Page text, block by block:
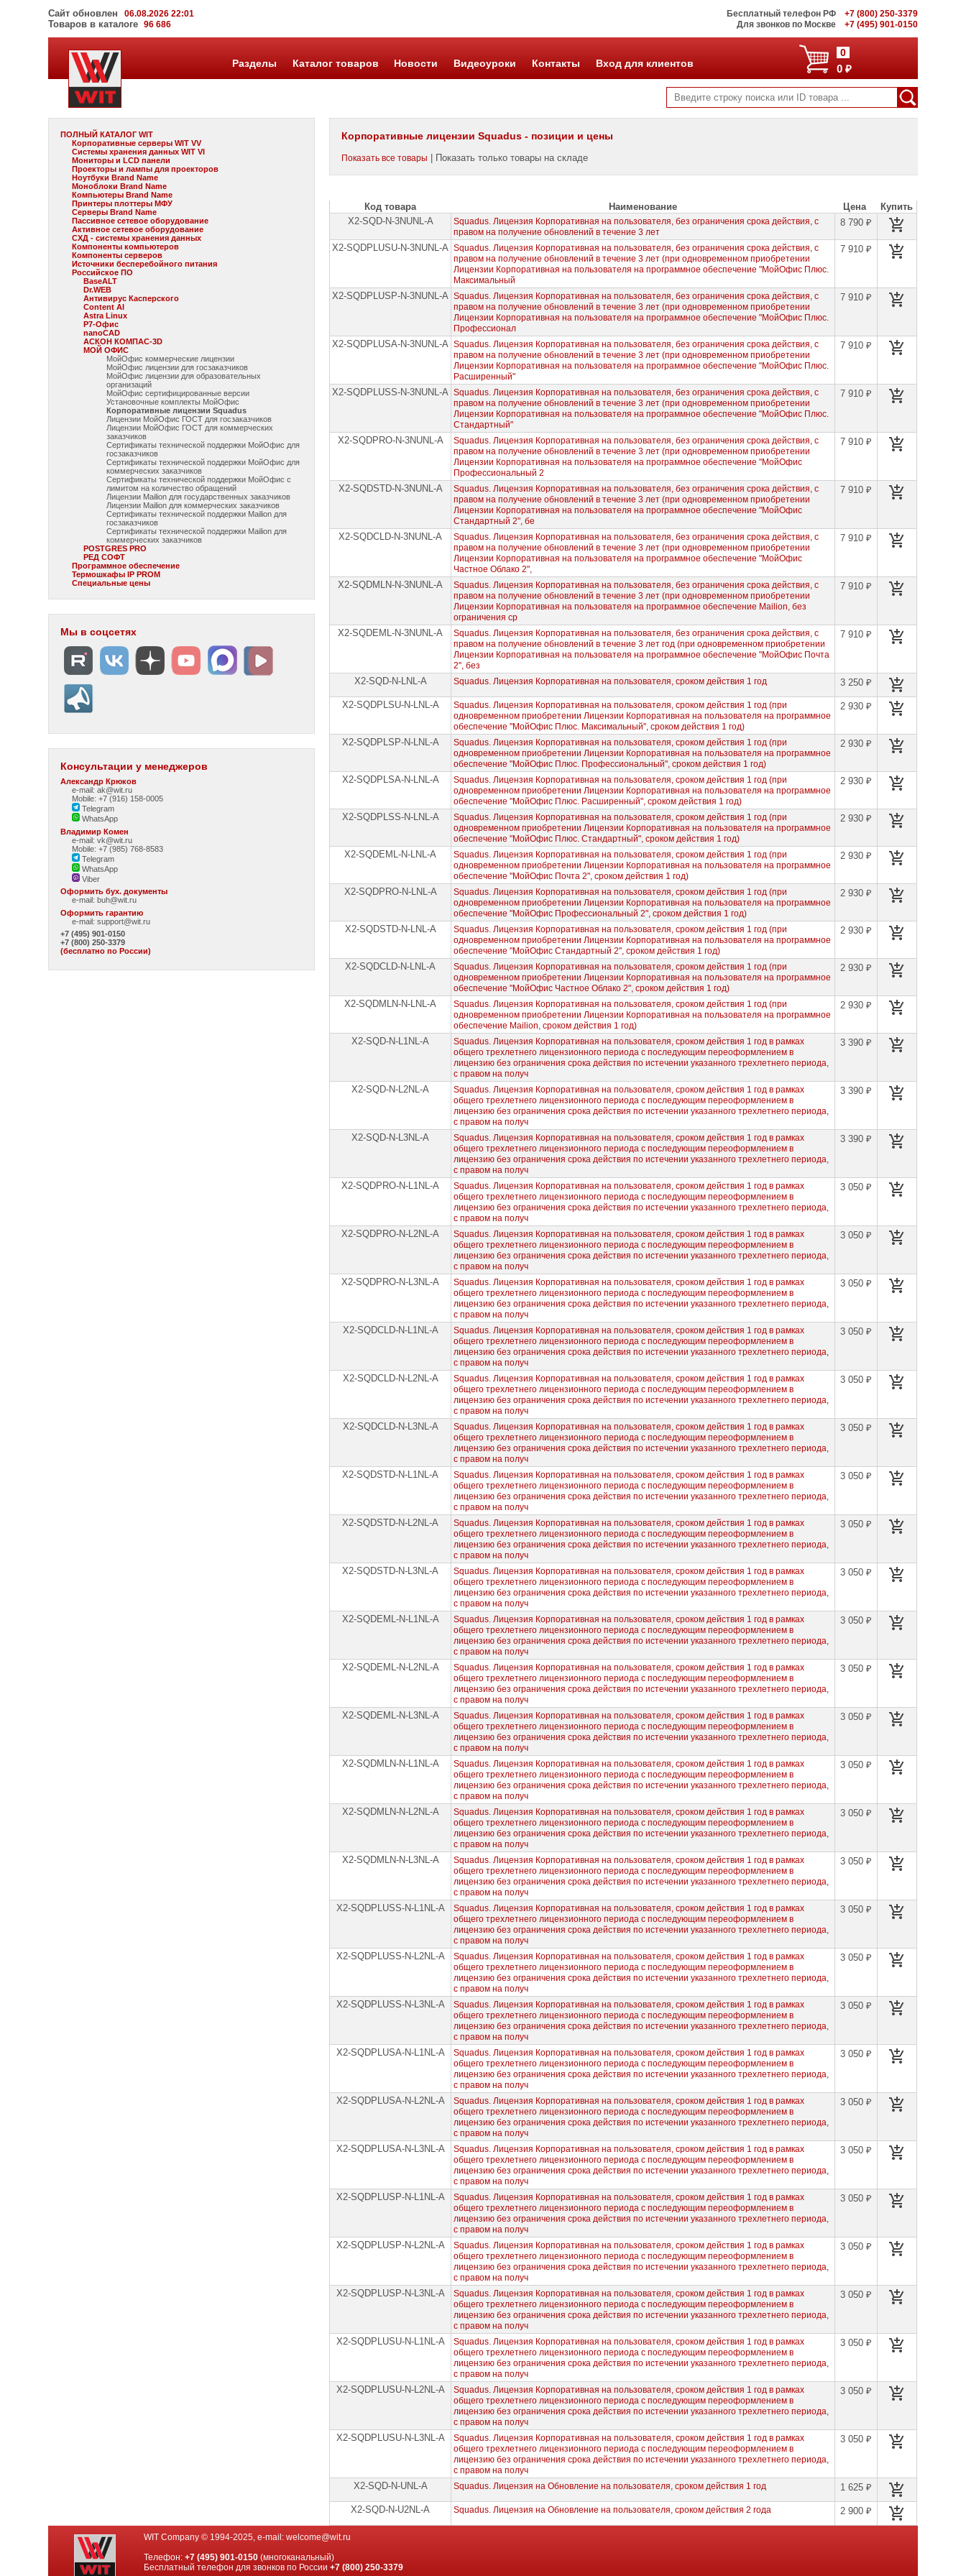
Сайт обновлен 06.08.2026 22:01
Товаров в каталоге96 686
Бесплатный телефон РФ
+7 (800) 250-3379
Для звонков по Москве
+7 (495) 901-0150
0
0 ₽
Разделы Каталог товаров Новости Видеоуроки Контакты Вход для клиентов
ПОЛНЫЙ КАТАЛОГ WIT
Корпоративные серверы WIT VV
Системы хранения данных WIT VI
Мониторы и LCD панели
Проекторы и лампы для проекторов
Ноутбуки Brand Name
Моноблоки Brand Name
Компьютеры Brand Name
Принтеры плоттеры МФУ
Серверы Brand Name
Пассивное сетевое оборудование
Активное сетевое оборудование
СХД - системы хранения данных
Компоненты компьютеров
Компоненты серверов
Источники бесперебойного питания
Российское ПО
BaseALT
Dr.WEB
Антивирус Касперского
Content AI
Astra Linux
Р7-Офис
nanoCAD
АСКОН КОМПАС-3D
МОЙ ОФИС
МойОфис коммерческие лицензии
МойОфис лицензии для госзаказчиков
МойОфис лицензии для образовательных
организаций
МойОфис сертифицированные версии
Установочные комплекты МойОфис
Корпоративные лицензии Squadus
Лицензии МойОфис ГОСТ для госзаказчиков
Лицензии МойОфис ГОСТ для коммерческих
заказчиков
Сертификаты технической поддержки МойОфис для
госзаказчиков
Сертификаты технической поддержки МойОфис для
коммерческих заказчиков
Сертификаты технической поддержки МойОфис с
лимитом на количество обращений
Лицензии Mailion для государственных заказчиков
Лицензии Mailion для коммерческих заказчиков
Сертификаты технической поддержки Mailion для
госзаказчиков
Сертификаты технической поддержки Mailion для
коммерческих заказчиков
POSTGRES PRO
РЕД СОФТ
Программное обеспечение
Термошкафы IP PROM
Специальные цены
Мы в соцсетях
Консультации у менеджеров
Александр Крюков
e-mail: ak@wit.ru
Mobile: +7 (916) 158-0005
Telegram
WhatsApp
Владимир Комен
e-mail: vk@wit.ru
Mobile: +7 (985) 768-8583
Telegram
WhatsApp
Viber
Оформить бух. документы
e-mail:buh@wit.ru
Оформить гарантию
e-mail:support@wit.ru
+7 (495) 901-0150
+7 (800) 250-3379
(бесплатно по России)
Корпоративные лицензии Squadus - позиции и цены
Показать все товары | Показать только товары на складе
Код товара Наименование Цена
Купить
X2-SQD-N-3NUNL-A
Squadus. Лицензия Корпоративная на пользователя, без ограничения срока действия, с
правом на получение обновлений в течение 3 лет
8 790 ₽
X2-SQDPLUSU-N-3NUNL-A Squadus. Лицензия Корпоративная на пользователя, без ограничения срока действия, с
правом на получение обновлений в течение 3 лет (при одновременном приобретении
Лицензии Корпоративная на пользователя на программное обеспечение "МойОфис Плюс.
Максимальный
7 910 ₽
X2-SQDPLUSP-N-3NUNL-A Squadus. Лицензия Корпоративная на пользователя, без ограничения срока действия, с
правом на получение обновлений в течение 3 лет (при одновременном приобретении
Лицензии Корпоративная на пользователя на программное обеспечение "МойОфис Плюс.
Профессионал
7 910 ₽
X2-SQDPLUSA-N-3NUNL-A Squadus. Лицензия Корпоративная на пользователя, без ограничения срока действия, с
правом на получение обновлений в течение 3 лет (при одновременном приобретении
Лицензии Корпоративная на пользователя на программное обеспечение "МойОфис Плюс.
Расширенный"
7 910 ₽
X2-SQDPLUSS-N-3NUNL-A Squadus. Лицензия Корпоративная на пользователя, без ограничения срока действия, с
правом на получение обновлений в течение 3 лет (при одновременном приобретении
Лицензии Корпоративная на пользователя на программное обеспечение "МойОфис Плюс.
Стандартный"
7 910 ₽
X2-SQDPRO-N-3NUNL-A
Squadus. Лицензия Корпоративная на пользователя, без ограничения срока действия, с
правом на получение обновлений в течение 3 лет (при одновременном приобретении
Лицензии Корпоративная на пользователя на программное обеспечение "МойОфис
Профессиональный 2
7 910 ₽
X2-SQDSTD-N-3NUNL-A
Squadus. Лицензия Корпоративная на пользователя, без ограничения срока действия, с
правом на получение обновлений в течение 3 лет (при одновременном приобретении
Лицензии Корпоративная на пользователя на программное обеспечение "МойОфис
Стандартный 2", бе
7 910 ₽
X2-SQDCLD-N-3NUNL-A
Squadus. Лицензия Корпоративная на пользователя, без ограничения срока действия, с
правом на получение обновлений в течение 3 лет (при одновременном приобретении
Лицензии Корпоративная на пользователя на программное обеспечение "МойОфис
Частное Облако 2",
7 910 ₽
X2-SQDMLN-N-3NUNL-A
Squadus. Лицензия Корпоративная на пользователя, без ограничения срока действия, с
правом на получение обновлений в течение 3 лет (при одновременном приобретении
Лицензии Корпоративная на пользователя на программное обеспечение Mailion, без
ограничения ср
7 910 ₽
X2-SQDEML-N-3NUNL-A
Squadus. Лицензия Корпоративная на пользователя, без ограничения срока действия, с
правом на получение обновлений в течение 3 лет год (при одновременном приобретении
Лицензии Корпоративная на пользователя на программное обеспечение "МойОфис Почта
2", без
7 910 ₽
X2-SQD-N-LNL-A Squadus. Лицензия Корпоративная на пользователя, сроком действия 1 год 3 250 ₽
X2-SQDPLSU-N-LNL-A
Squadus. Лицензия Корпоративная на пользователя, сроком действия 1 год (при
одновременном приобретении Лицензии Корпоративная на пользователя на программное
обеспечение "МойОфис Плюс. Максимальный", сроком действия 1 год)
2 930 ₽
X2-SQDPLSP-N-LNL-A
Squadus. Лицензия Корпоративная на пользователя, сроком действия 1 год (при
одновременном приобретении Лицензии Корпоративная на пользователя на программное
обеспечение "МойОфис Плюс. Профессиональный", сроком действия 1 год)
2 930 ₽
X2-SQDPLSA-N-LNL-A
Squadus. Лицензия Корпоративная на пользователя, сроком действия 1 год (при
одновременном приобретении Лицензии Корпоративная на пользователя на программное
обеспечение "МойОфис Плюс. Расширенный", сроком действия 1 год)
2 930 ₽
X2-SQDPLSS-N-LNL-A
Squadus. Лицензия Корпоративная на пользователя, сроком действия 1 год (при
одновременном приобретении Лицензии Корпоративная на пользователя на программное
обеспечение "МойОфис Плюс. Стандартный", сроком действия 1 год)
2 930 ₽
X2-SQDEML-N-LNL-A
Squadus. Лицензия Корпоративная на пользователя, сроком действия 1 год (при
одновременном приобретении Лицензии Корпоративная на пользователя на программное
обеспечение "МойОфис Почта 2", сроком действия 1 год)
2 930 ₽
X2-SQDPRO-N-LNL-A
Squadus. Лицензия Корпоративная на пользователя, сроком действия 1 год (при
одновременном приобретении Лицензии Корпоративная на пользователя на программное
обеспечение "МойОфис Профессиональный 2", сроком действия 1 год)
2 930 ₽
X2-SQDSTD-N-LNL-A
Squadus. Лицензия Корпоративная на пользователя, сроком действия 1 год (при
одновременном приобретении Лицензии Корпоративная на пользователя на программное
обеспечение "МойОфис Стандартный 2", сроком действия 1 год)
2 930 ₽
X2-SQDCLD-N-LNL-A
Squadus. Лицензия Корпоративная на пользователя, сроком действия 1 год (при
одновременном приобретении Лицензии Корпоративная на пользователя на программное
обеспечение "МойОфис Частное Облако 2", сроком действия 1 год)
2 930 ₽
X2-SQDMLN-N-LNL-A
Squadus. Лицензия Корпоративная на пользователя, сроком действия 1 год (при
одновременном приобретении Лицензии Корпоративная на пользователя на программное
обеспечение Mailion, сроком действия 1 год)
2 930 ₽
X2-SQD-N-L1NL-A
Squadus. Лицензия Корпоративная на пользователя, сроком действия 1 год в рамках
общего трехлетнего лицензионного периода с последующим переоформлением в
лицензию без ограничения срока действия по истечении указанного трехлетнего периода,
с правом на получ
3 390 ₽
X2-SQD-N-L2NL-A
Squadus. Лицензия Корпоративная на пользователя, сроком действия 1 год в рамках
общего трехлетнего лицензионного периода с последующим переоформлением в
лицензию без ограничения срока действия по истечении указанного трехлетнего периода,
с правом на получ
3 390 ₽
X2-SQD-N-L3NL-A
Squadus. Лицензия Корпоративная на пользователя, сроком действия 1 год в рамках
общего трехлетнего лицензионного периода с последующим переоформлением в
лицензию без ограничения срока действия по истечении указанного трехлетнего периода,
с правом на получ
3 390 ₽
X2-SQDPRO-N-L1NL-A
Squadus. Лицензия Корпоративная на пользователя, сроком действия 1 год в рамках
общего трехлетнего лицензионного периода с последующим переоформлением в
лицензию без ограничения срока действия по истечении указанного трехлетнего периода,
с правом на получ
3 050 ₽
X2-SQDPRO-N-L2NL-A
Squadus. Лицензия Корпоративная на пользователя, сроком действия 1 год в рамках
общего трехлетнего лицензионного периода с последующим переоформлением в
лицензию без ограничения срока действия по истечении указанного трехлетнего периода,
с правом на получ
3 050 ₽
X2-SQDPRO-N-L3NL-A
Squadus. Лицензия Корпоративная на пользователя, сроком действия 1 год в рамках
общего трехлетнего лицензионного периода с последующим переоформлением в
лицензию без ограничения срока действия по истечении указанного трехлетнего периода,
с правом на получ
3 050 ₽
X2-SQDCLD-N-L1NL-A
Squadus. Лицензия Корпоративная на пользователя, сроком действия 1 год в рамках
общего трехлетнего лицензионного периода с последующим переоформлением в
лицензию без ограничения срока действия по истечении указанного трехлетнего периода,
с правом на получ
3 050 ₽
X2-SQDCLD-N-L2NL-A
Squadus. Лицензия Корпоративная на пользователя, сроком действия 1 год в рамках
общего трехлетнего лицензионного периода с последующим переоформлением в
лицензию без ограничения срока действия по истечении указанного трехлетнего периода,
с правом на получ
3 050 ₽
X2-SQDCLD-N-L3NL-A
Squadus. Лицензия Корпоративная на пользователя, сроком действия 1 год в рамках
общего трехлетнего лицензионного периода с последующим переоформлением в
лицензию без ограничения срока действия по истечении указанного трехлетнего периода,
с правом на получ
3 050 ₽
X2-SQDSTD-N-L1NL-A
Squadus. Лицензия Корпоративная на пользователя, сроком действия 1 год в рамках
общего трехлетнего лицензионного периода с последующим переоформлением в
лицензию без ограничения срока действия по истечении указанного трехлетнего периода,
с правом на получ
3 050 ₽
X2-SQDSTD-N-L2NL-A
Squadus. Лицензия Корпоративная на пользователя, сроком действия 1 год в рамках
общего трехлетнего лицензионного периода с последующим переоформлением в
лицензию без ограничения срока действия по истечении указанного трехлетнего периода,
с правом на получ
3 050 ₽
X2-SQDSTD-N-L3NL-A
Squadus. Лицензия Корпоративная на пользователя, сроком действия 1 год в рамках
общего трехлетнего лицензионного периода с последующим переоформлением в
лицензию без ограничения срока действия по истечении указанного трехлетнего периода,
с правом на получ
3 050 ₽
X2-SQDEML-N-L1NL-A
Squadus. Лицензия Корпоративная на пользователя, сроком действия 1 год в рамках
общего трехлетнего лицензионного периода с последующим переоформлением в
лицензию без ограничения срока действия по истечении указанного трехлетнего периода,
с правом на получ
3 050 ₽
X2-SQDEML-N-L2NL-A
Squadus. Лицензия Корпоративная на пользователя, сроком действия 1 год в рамках
общего трехлетнего лицензионного периода с последующим переоформлением в
лицензию без ограничения срока действия по истечении указанного трехлетнего периода,
с правом на получ
3 050 ₽
X2-SQDEML-N-L3NL-A
Squadus. Лицензия Корпоративная на пользователя, сроком действия 1 год в рамках
общего трехлетнего лицензионного периода с последующим переоформлением в
лицензию без ограничения срока действия по истечении указанного трехлетнего периода,
с правом на получ
3 050 ₽
X2-SQDMLN-N-L1NL-A
Squadus. Лицензия Корпоративная на пользователя, сроком действия 1 год в рамках
общего трехлетнего лицензионного периода с последующим переоформлением в
лицензию без ограничения срока действия по истечении указанного трехлетнего периода,
с правом на получ
3 050 ₽
X2-SQDMLN-N-L2NL-A
Squadus. Лицензия Корпоративная на пользователя, сроком действия 1 год в рамках
общего трехлетнего лицензионного периода с последующим переоформлением в
лицензию без ограничения срока действия по истечении указанного трехлетнего периода,
с правом на получ
3 050 ₽
X2-SQDMLN-N-L3NL-A
Squadus. Лицензия Корпоративная на пользователя, сроком действия 1 год в рамках
общего трехлетнего лицензионного периода с последующим переоформлением в
лицензию без ограничения срока действия по истечении указанного трехлетнего периода,
с правом на получ
3 050 ₽
X2-SQDPLUSS-N-L1NL-A
Squadus. Лицензия Корпоративная на пользователя, сроком действия 1 год в рамках
общего трехлетнего лицензионного периода с последующим переоформлением в
лицензию без ограничения срока действия по истечении указанного трехлетнего периода,
с правом на получ
3 050 ₽
X2-SQDPLUSS-N-L2NL-A
Squadus. Лицензия Корпоративная на пользователя, сроком действия 1 год в рамках
общего трехлетнего лицензионного периода с последующим переоформлением в
лицензию без ограничения срока действия по истечении указанного трехлетнего периода,
с правом на получ
3 050 ₽
X2-SQDPLUSS-N-L3NL-A
Squadus. Лицензия Корпоративная на пользователя, сроком действия 1 год в рамках
общего трехлетнего лицензионного периода с последующим переоформлением в
лицензию без ограничения срока действия по истечении указанного трехлетнего периода,
с правом на получ
3 050 ₽
X2-SQDPLUSA-N-L1NL-A
Squadus. Лицензия Корпоративная на пользователя, сроком действия 1 год в рамках
общего трехлетнего лицензионного периода с последующим переоформлением в
лицензию без ограничения срока действия по истечении указанного трехлетнего периода,
с правом на получ
3 050 ₽
X2-SQDPLUSA-N-L2NL-A
Squadus. Лицензия Корпоративная на пользователя, сроком действия 1 год в рамках
общего трехлетнего лицензионного периода с последующим переоформлением в
лицензию без ограничения срока действия по истечении указанного трехлетнего периода,
с правом на получ
3 050 ₽
X2-SQDPLUSA-N-L3NL-A
Squadus. Лицензия Корпоративная на пользователя, сроком действия 1 год в рамках
общего трехлетнего лицензионного периода с последующим переоформлением в
лицензию без ограничения срока действия по истечении указанного трехлетнего периода,
с правом на получ
3 050 ₽
X2-SQDPLUSP-N-L1NL-A
Squadus. Лицензия Корпоративная на пользователя, сроком действия 1 год в рамках
общего трехлетнего лицензионного периода с последующим переоформлением в
лицензию без ограничения срока действия по истечении указанного трехлетнего периода,
с правом на получ
3 050 ₽
X2-SQDPLUSP-N-L2NL-A
Squadus. Лицензия Корпоративная на пользователя, сроком действия 1 год в рамках
общего трехлетнего лицензионного периода с последующим переоформлением в
лицензию без ограничения срока действия по истечении указанного трехлетнего периода,
с правом на получ
3 050 ₽
X2-SQDPLUSP-N-L3NL-A
Squadus. Лицензия Корпоративная на пользователя, сроком действия 1 год в рамках
общего трехлетнего лицензионного периода с последующим переоформлением в
лицензию без ограничения срока действия по истечении указанного трехлетнего периода,
с правом на получ
3 050 ₽
X2-SQDPLUSU-N-L1NL-A
Squadus. Лицензия Корпоративная на пользователя, сроком действия 1 год в рамках
общего трехлетнего лицензионного периода с последующим переоформлением в
лицензию без ограничения срока действия по истечении указанного трехлетнего периода,
с правом на получ
3 050 ₽
X2-SQDPLUSU-N-L2NL-A
Squadus. Лицензия Корпоративная на пользователя, сроком действия 1 год в рамках
общего трехлетнего лицензионного периода с последующим переоформлением в
лицензию без ограничения срока действия по истечении указанного трехлетнего периода,
с правом на получ
3 050 ₽
X2-SQDPLUSU-N-L3NL-A
Squadus. Лицензия Корпоративная на пользователя, сроком действия 1 год в рамках
общего трехлетнего лицензионного периода с последующим переоформлением в
лицензию без ограничения срока действия по истечении указанного трехлетнего периода,
с правом на получ
3 050 ₽
X2-SQD-N-UNL-A Squadus. Лицензия на Обновление на пользователя, сроком действия 1 год 1 625 ₽
X2-SQD-N-U2NL-A Squadus. Лицензия на Обновление на пользователя, сроком действия 2 года 2 900 ₽
WIT Company © 1994-2025, e-mail: welcome@wit.ru
Телефон:+7 (495) 901-0150 (многоканальный)
Бесплатный телефон для звонков по России+7 (800) 250-3379